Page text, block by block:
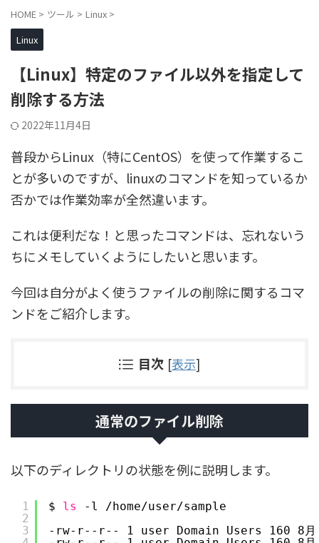
HOME > ツール > Linux >
Linux
【Linux】特定のファイル以外を指定して
削除する方法
2022年11月4日
普段からLinux（特にCentOS）を使って作業するこ
とが多いのですが、linuxのコマンドを知っているか
否かでは作業効率が全然違います。
これは便利だな！と思ったコマンドは、忘れないう
ちにメモしていくようにしたいと思います。
今回は自分がよく使うファイルの削除に関するコマ
ンドをご紹介します。
目次 [表示]
通常のファイル削除
以下のディレクトリの状態を例に説明します。
1
2
3
$ ls -l /home/user/sample
-rw-r--r-- 1 user Domain Users 160 8